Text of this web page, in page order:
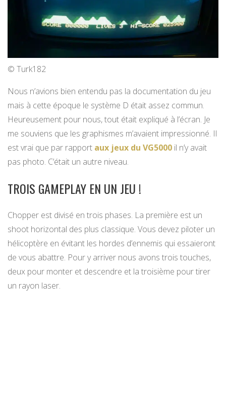
© Turk182
Nous n’avions bien entendu pas la documentation du jeu
mais à cette époque le système D était assez commun.
Heureusement pour nous, tout était expliqué à l’écran. Je
me souviens que les graphismes m’avaient impressionné. Il
est vrai que par rapport aux jeux du VG5000 il n’y avait
pas photo. C’était un autre niveau.
TROIS GAMEPLAY EN UN JEU !
Chopper est divisé en trois phases. La première est un
shoot horizontal des plus classique. Vous devez piloter un
hélicoptère en évitant les hordes d’ennemis qui essaieront
de vous abattre. Pour y arriver nous avons trois touches,
deux pour monter et descendre et la troisième pour tirer
un rayon laser.